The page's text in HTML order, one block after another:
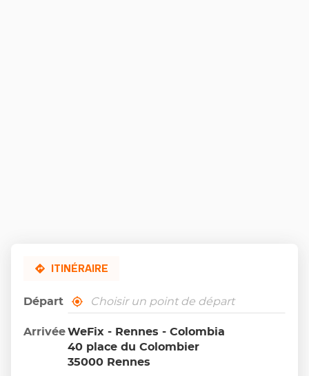
ITINÉRAIRE
Départ
,
trouver
un
point
de
vente
À
proximité
ArrivéeWeFix - Rennes - Colombia
40 place du Colombier
35000 Rennes